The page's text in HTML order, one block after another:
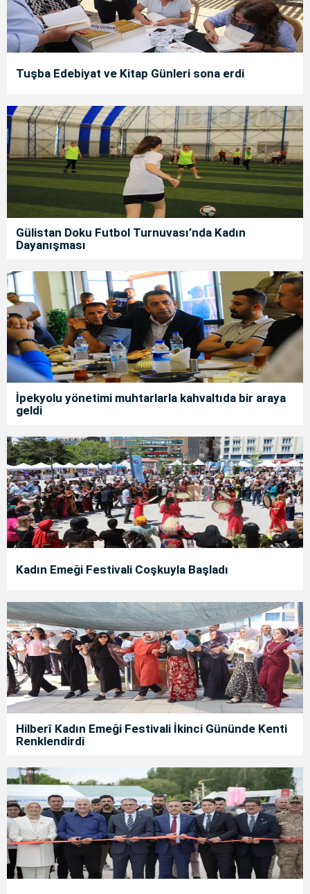
Tuşba Edebiyat ve Kitap Günleri sona erdi
Gülistan Doku Futbol Turnuvası’nda Kadın
Dayanışması
İpekyolu yönetimi muhtarlarla kahvaltıda bir araya
geldi
Kadın Emeği Festivali Coşkuyla Başladı
Hilberî Kadın Emeği Festivali İkinci Gününde Kenti
Renklendirdi